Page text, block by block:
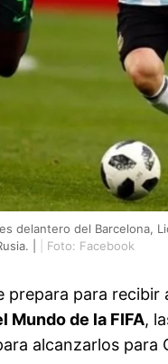
delantero del Barcelona,
|
Foto: Facebook
prepara para
Mundo de la FIFA,
alcanzarlos para